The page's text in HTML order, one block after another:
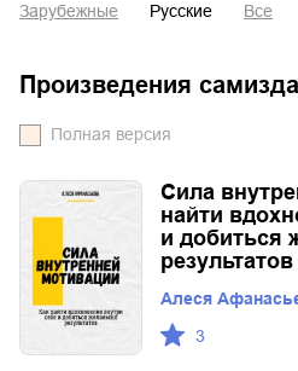
Зарубежные Русские Все
Произведения
Полная версия
Сила
найти
и добиться
результатов
Алеся
3